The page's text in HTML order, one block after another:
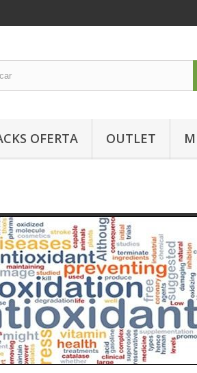
OFERTA OUTLET